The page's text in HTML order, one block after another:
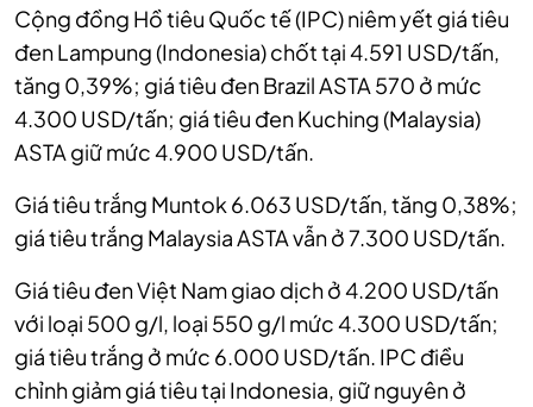
Cộng đồng Hồ tiêu Quốc tế (IPC) niêm yết giá tiêu
đen Lampung (Indonesia) chốt tại 4.591 USD/tấn,
tăng 0,39%; giá tiêu đen Brazil ASTA 570 ở mức
4.300 USD/tấn; giá tiêu đen Kuching (Malaysia)
ASTA giữ mức 4.900 USD/tấn.
Giá tiêu trắng Muntok 6.063 USD/tấn, tăng 0,38%;
giá tiêu trắng Malaysia ASTA vẫn ở 7.300 USD/tấn.
Giá tiêu đen Việt Nam giao dịch ở 4.200 USD/tấn
với loại 500 g/l, loại 550 g/l mức 4.300 USD/tấn;
giá tiêu trắng ở mức 6.000 USD/tấn. IPC điều
chỉnh giảm giá tiêu tại Indonesia, giữ nguyên ở